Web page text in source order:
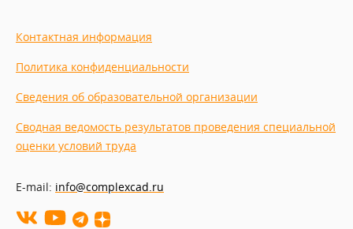
Контактная информация
Политика конфиденциальности
Сведения об образовательной организации
Сводная ведомость результатов проведения специальной
оценки условий труда
E-mail: info@complexcad.ru